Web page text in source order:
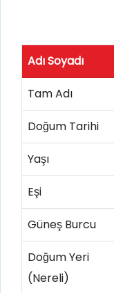
Adı Soyadı
Tam Adı
Doğum Tarihi
Yaşı
Eşi
Güneş Burcu
Doğum Yeri
(Nereli)